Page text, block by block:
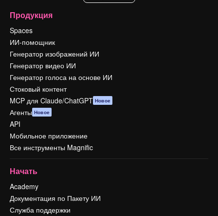
Продукция
Spaces
ИИ-помощник
Генератор изображений ИИ
Генератор видео ИИ
Генератор голоса на основе ИИ
Стоковый контент
MCP для Claude/ChatGPT Новое
Агенты Новое
API
Мобильное приложение
Все инструменты Magnific
Начать
Academy
Документация по Пакету ИИ
Служба поддержки